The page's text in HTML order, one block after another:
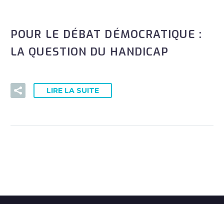
POUR LE DÉBAT DÉMOCRATIQUE :
LA QUESTION DU HANDICAP
LIRE LA SUITE